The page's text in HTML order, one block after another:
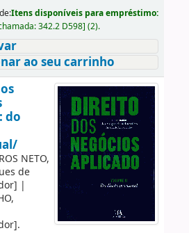
Itens disponíveis para empréstimo:
342.2 D598] (2).
ao seu carrinho
do
NETO,
de
|
.